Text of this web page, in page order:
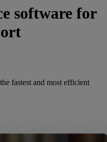
software for
fastest and most efficient